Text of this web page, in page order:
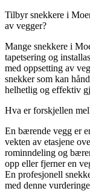
Tilbyr snekkere i
av vegger?
Mange snekkere i
tapetsering og
med oppsetting av
snekker som kan
helhetlig og effektiv
Hva er forskjellen
En bærende vegg er
vekten av etasjene
rominndeling og
opp eller fjerner en
En profesjonell
med denne